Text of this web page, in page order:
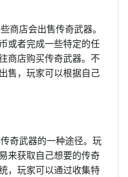
商店会出售传奇武器。
或者完成一些特定的任
商店购买传奇武器。不
售，玩家可以根据自己
奇武器的一种途径。玩
来获取自己想要的传奇
，玩家可以通过收集特